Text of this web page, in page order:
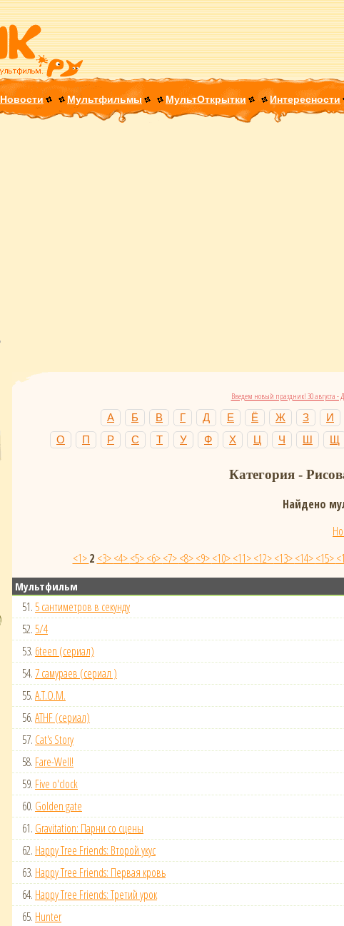
Новости Мультфильмы МультОткрытки Интересности
Введем новый праздник! 30 августа
А Б В Г Д Е Ё Ж З И
О
П Р С Т У Ф Х Ц Ч Ш Щ
Категория -
Найдено
<1>2 <3><4><5><6><7><8><9><10><11><12><13><14><15>
Мультфильм
51. 5 сантиметров в секунду
52. 5/4
53. 6teen (сериал)
54.7 самураев (сериал )
55.A.T.O.M.
56.ATHF (сериал)
57. Cat's Story
58. Fare-Well!
59. Five o'clock
60. Golden gate
61. Gravitation: Парни со сцены
62. Happy Tree Friends: Второй укус
63. Happy Tree Friends: Первая кровь
64. Happy Tree Friends: Третий урок
65. Hunter